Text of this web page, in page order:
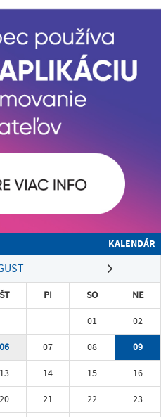
KALENDÁR
ŠT PI SO
NE
01
02
06 07 08
09
13 14 15
16
20 21 22
23